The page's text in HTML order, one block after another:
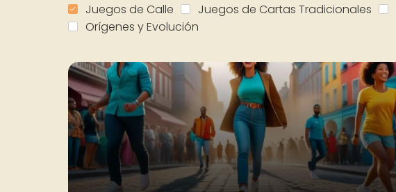
Juegos de Calle
Juegos de Cartas Tradicionales
Orígenes y Evolución